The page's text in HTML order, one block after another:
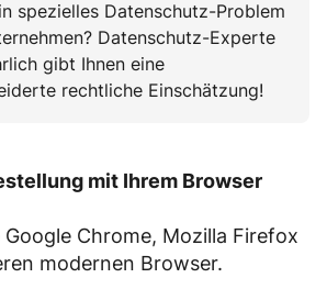
spezielles Datenschutz-Problem
Datenschutz-Experte
gibt Ihnen eine
rechtliche Einschätzung!
mit Ihrem Browser
Chrome, Mozilla Firefox
modernen Browser.